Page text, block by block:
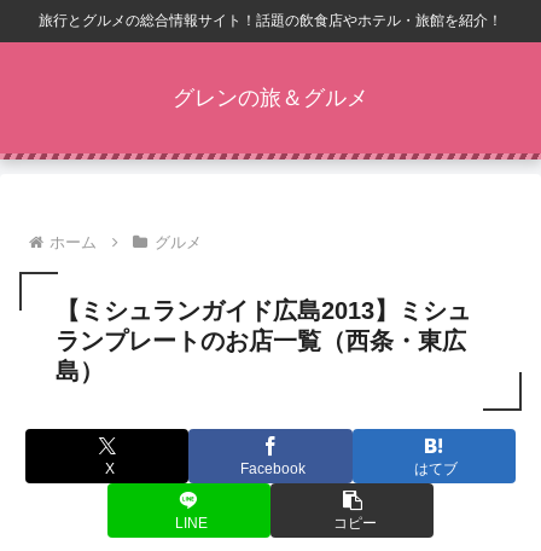
旅行とグルメの総合情報サイト！話題の飲食店やホテル・旅館を紹介！
グレンの旅＆グルメ
ホーム グルメ
【ミシュランガイド広島2013】ミシュ
ランプレートのお店一覧（西条・東広
島）
X Facebook はてブ
LINE コピー